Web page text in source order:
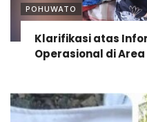
POHUWATO
Klarifikasi atas
Operasional di